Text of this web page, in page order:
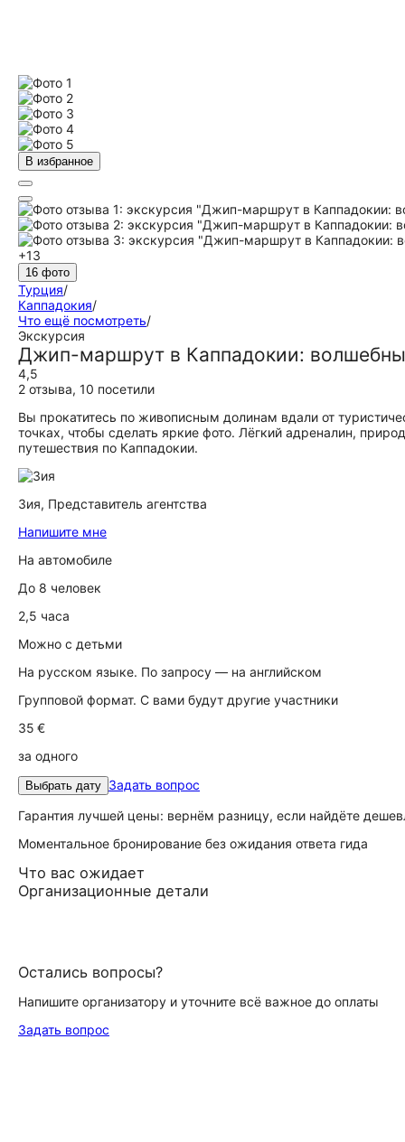
В избранное
+13
16 фото
Турция/
Каппадокия/
Что ещё посмотреть/
Экскурсия
Джип-маршрут в Каппадокии:
4,5
2 отзыва, 10 посетили
Вы прокатитесь по живописным долинам вдали от
точках, чтобы сделать яркие фото. Лёгкий адреналин,
путешествия по Каппадокии.
Зия, Представитель агентства
Напишите мне
На автомобиле
До 8 человек
2,5 часа
Можно с детьми
На русском языке. По запросу — на английском
Групповой формат. С вами будут другие участники
35 €
за одного
Выбрать дату Задать вопрос
Гарантия лучшей цены: вернём разницу, если найдёте
Моментальное бронирование без ожидания ответа гида
Что вас ожидает
Организационные детали
Остались вопросы?
Напишите организатору и уточните всё важное до оплаты
Задать вопрос